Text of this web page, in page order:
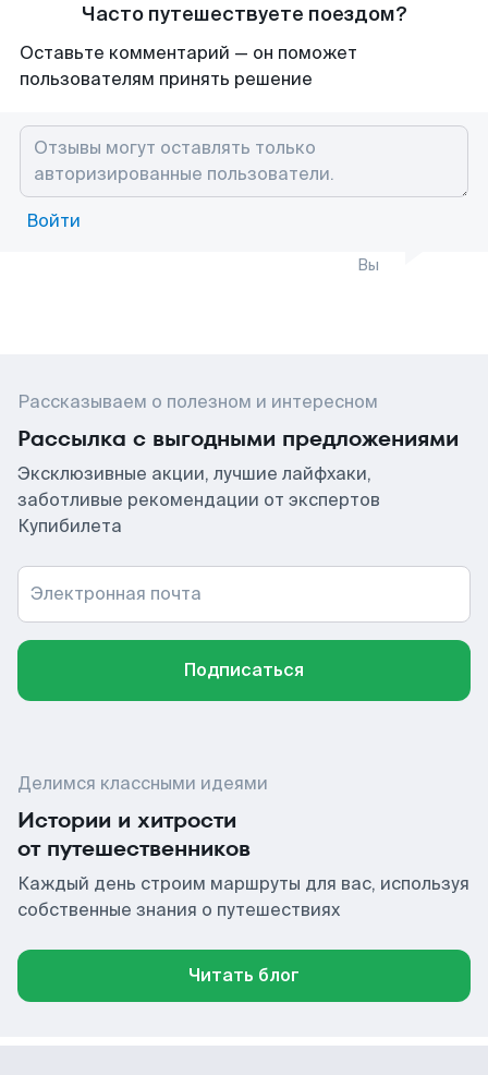
Часто путешествуете поездом?
Оставьте комментарий — он поможет
пользователям принять решение
Войти
Вы
Рассказываем о полезном и интересном
Рассылка с выгодными предложениями
Эксклюзивные акции, лучшие лайфхаки,
заботливые рекомендации от экспертов
Купибилета
Электронная почта
Подписаться
Делимся классными идеями
Истории и хитрости
от путешественников
Каждый день строим маршруты для вас, используя
собственные знания о путешествиях
Читать блог